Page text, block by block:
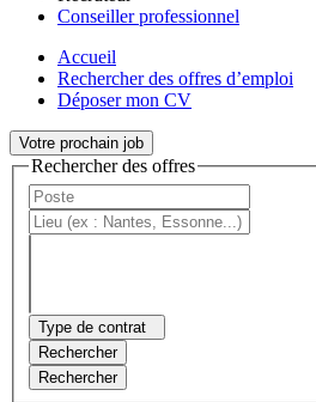
Conseiller professionnel
Accueil
Rechercher des offres d’emploi
Déposer mon CV
Votre prochain job
Rechercher des offres
Type de contrat
Rechercher
Rechercher